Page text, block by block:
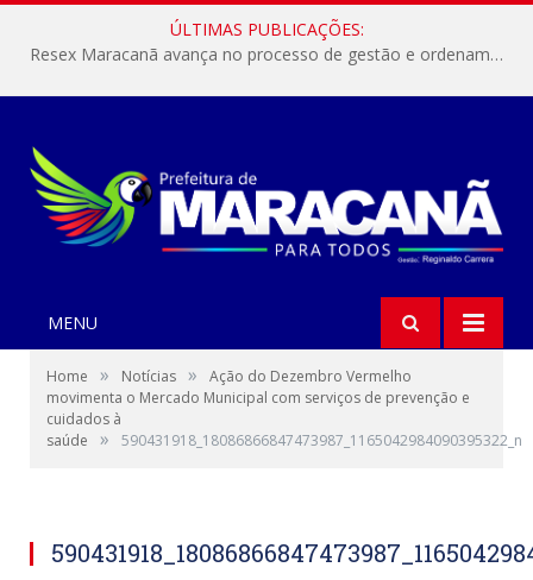
ÚLTIMAS PUBLICAÇÕES:
Resex Maracanã avança no processo de gestão e ordenamento do turismo em nossas áreas protegidas.
MENU
Home » Notícias »
Ação do Dezembro Vermelho
movimenta o Mercado Municipal com serviços de prevenção e
cuidados à
saúde
» 590431918_18086866847473987_1165042984090395322_n